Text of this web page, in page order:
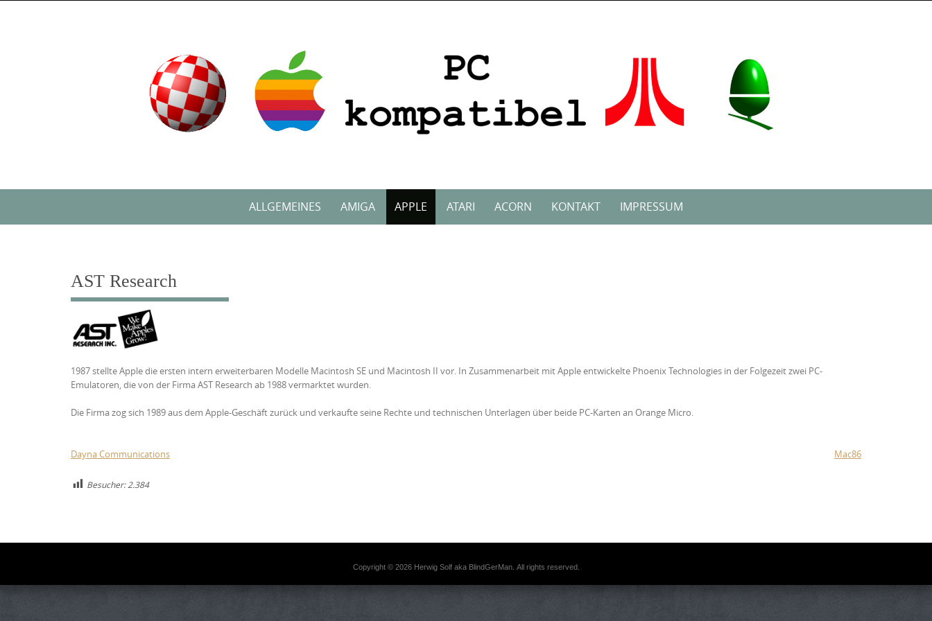
ALLGEMEINES AMIGA APPLE ATARI ACORN KONTAKT IMPRESSUM
AST Research
1987 stellte Apple die ersten intern erweiterbaren Modelle Macintosh SE und Macintosh II vor. In Zusammenarbeit mit Apple entwickelte Phoenix Technologies in der Folgezeit zwei PC-
Emulatoren, die von der Firma AST Research ab 1988 vermarktet wurden.
Die Firma zog sich 1989 aus dem Apple-Geschäft zurück und verkaufte seine Rechte und technischen Unterlagen über beide PC-Karten an Orange Micro.
Dayna Communications Mac86
Besucher: 2.384
Copyright © 2026 Herwig Solf aka BlindGerMan. All rights reserved.